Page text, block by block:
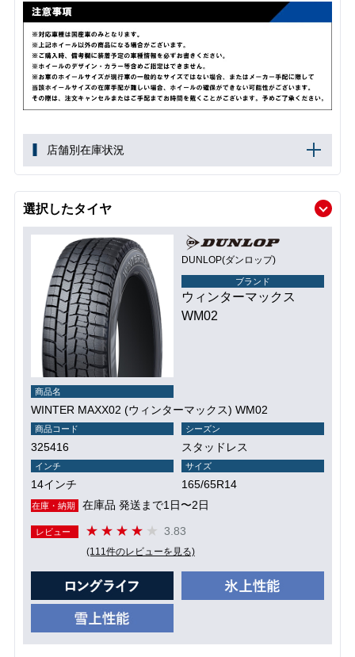
店舗別在庫状況
選択したタイヤ
DUNLOP(ダンロップ)
ブランド
ウィンターマックス
WM02
商品名
WINTER MAXX02 (ウィンターマックス) WM02
商品コード
325416
シーズン
スタッドレス
インチ
14インチ
サイズ
165/65R14
在庫・納期 在庫品 発送まで1日〜2日
レビュー 3.83
(111件のレビューを見る)